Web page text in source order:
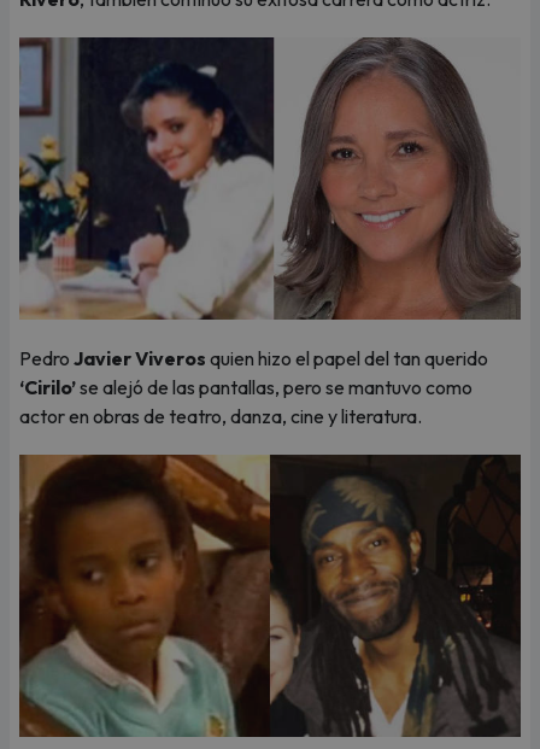
Pedro Javier Viveros quien hizo el papel del tan querido
‘Cirilo’se alejó de las pantallas, pero se mantuvo como
actor en obras de teatro, danza, cine y literatura.